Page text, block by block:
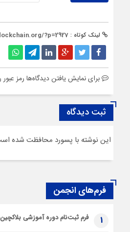
لینک کوتاه : ?p=2927
برای نمایش یافتن دیدگاه‌ها رمز عبور
ثبت دیدگاه
این نوشته با پسورد محافظت شده
فرم‌های انجمن
1 فرم ثبت‌نام دوره آموزشی بلاکچین